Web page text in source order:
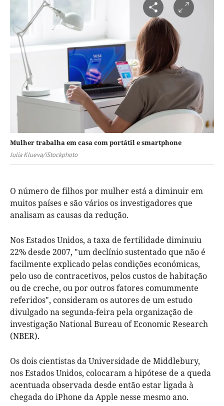
Mulher trabalha em casa com portátil e smartphone
Julia Klueva/iStockphoto
O número de filhos por mulher está a diminuir em
muitos países e são vários os investigadores que
analisam as causas da redução.
Nos Estados Unidos, a taxa de fertilidade diminuiu
22% desde 2007, "um declínio sustentado que não é
facilmente explicado pelas condições económicas,
pelo uso de contracetivos, pelos custos de habitação
ou de creche, ou por outros fatores comummente
referidos", consideram os autores de um estudo
divulgado na segunda-feira pela organização de
investigação National Bureau of Economic Research
(NBER).
Os dois cientistas da Universidade de Middlebury,
nos Estados Unidos, colocaram a hipótese de a queda
acentuada observada desde então estar ligada à
chegada do iPhone da Apple nesse mesmo ano.